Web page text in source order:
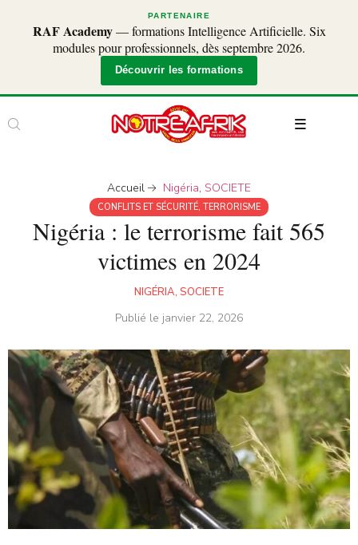
PARTENAIRE
RAF Academy— formations Intelligence Artificielle. Six
modules pour professionnels, dès septembre 2026.
Découvrir les formations
Accueil Nigéria, SOCIETE
CONFLITS ET SÉCURITÉ, TERRORISME
Nigéria : le terrorisme fait 565
victimes en 2024
NIGÉRIA, SOCIETE
Publié le janvier 22, 2026